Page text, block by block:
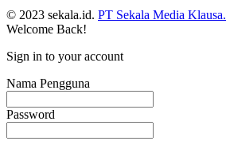
© 2023 sekala.id. PT Sekala Media Klausa.
Welcome Back!
Sign in to your account
Nama Pengguna
Password